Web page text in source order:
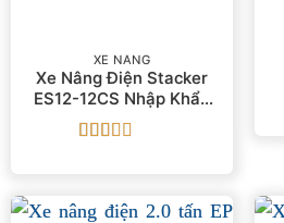
XE NÂNG
Xe Nâng Điện Stacker
ES12-12CS Nhập Khẩu
EP
25